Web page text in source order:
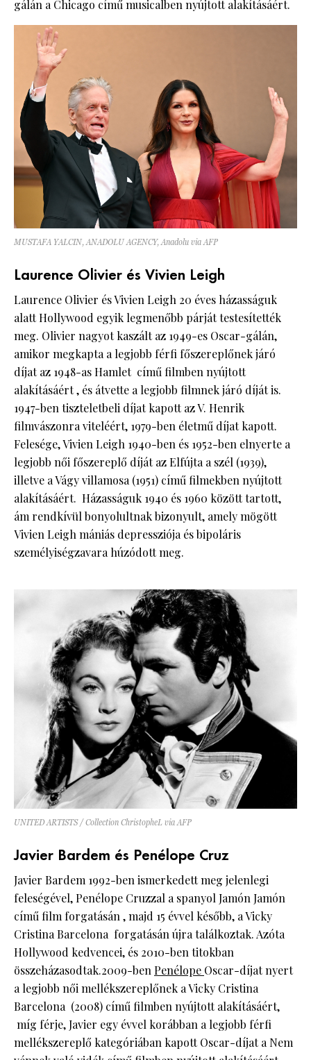
gálán a Chicago című musicalben nyújtott alakításáért.
MUSTAFA YALCIN, ANADOLU AGENCY, Anadolu via AFP
Laurence Olivier és Vivien Leigh
Laurence Olivier és Vivien Leigh 20 éves házasságuk
alatt Hollywood egyik legmenőbb párját testesítették
meg. Olivier nagyot kaszált az 1949-es Oscar-gálán,
amikor megkapta a legjobb férfi főszereplőnek járó
díjat az 1948-as Hamlet című filmben nyújtott
alakításáért , és átvette a legjobb filmnek járó díját is.
1947-ben tiszteletbeli díjat kapott az V. Henrik
filmvászonra viteléért, 1979-ben életmű díjat kapott.
Felesége, Vivien Leigh 1940-ben és 1952-ben elnyerte a
legjobb női főszereplő díját az Elfújta a szél (1939),
illetve a Vágy villamosa (1951) című filmekben nyújtott
alakításáért. Házasságuk 1940 és 1960 között tartott,
ám rendkívül bonyolultnak bizonyult, amely mögött
Vivien Leigh mániás depressziója és bipoláris
személyiségzavara húzódott meg.
UNITED ARTISTS / Collection ChristopheL via AFP
Javier Bardem és Penélope Cruz
Javier Bardem 1992-ben ismerkedett meg jelenlegi
feleségével, Penélope Cruzzal a spanyol Jamón Jamón
című film forgatásán , majd 15 évvel később, a Vicky
Cristina Barcelona forgatásán újra találkoztak. Azóta
Hollywood kedvencei, és 2010-ben titokban
összeházasodtak.2009-ben Penélope Oscar-díjat nyert
a legjobb női mellékszereplőnek a Vicky Cristina
Barcelona (2008) című filmben nyújtott alakításáért,
míg férje, Javier egy évvel korábban a legjobb férfi
mellékszereplő kategóriában kapott Oscar-díjat a Nem